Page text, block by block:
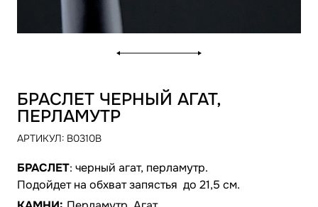
БРАСЛЕТ ЧЕРНЫЙ АГАТ,
ПЕРЛАМУТР
АРТИКУЛ: B0310B
БРАСЛЕТ: черный агат, перламутр.
Подойдет на обхват запястья до 21,5 см.